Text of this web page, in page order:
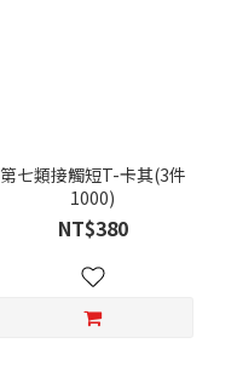
第七類接觸短T-卡其(3件
1000)
NT$380